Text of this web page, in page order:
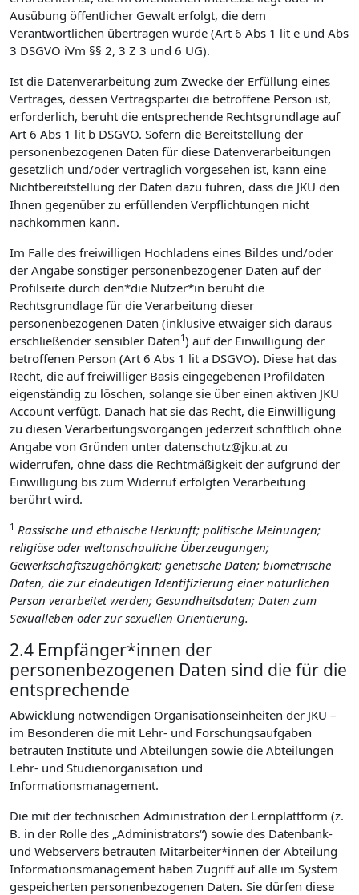
Ausübung öffentlicher Gewalt erfolgt, die dem
Verantwortlichen übertragen wurde (Art 6 Abs 1 lit e und Abs
3 DSGVO iVm §§ 2, 3 Z 3 und 6 UG).
Ist die Datenverarbeitung zum Zwecke der Erfüllung eines
Vertrages, dessen Vertragspartei die betroffene Person ist,
erforderlich, beruht die entsprechende Rechtsgrundlage auf
Art 6 Abs 1 lit b DSGVO. Sofern die Bereitstellung der
personenbezogenen Daten für diese Datenverarbeitungen
gesetzlich und/oder vertraglich vorgesehen ist, kann eine
Nichtbereitstellung der Daten dazu führen, dass die JKU den
Ihnen gegenüber zu erfüllenden Verpflichtungen nicht
nachkommen kann.
Im Falle des freiwilligen Hochladens eines Bildes und/oder
der Angabe sonstiger personenbezogener Daten auf der
Profilseite durch den*die Nutzer*in beruht die
Rechtsgrundlage für die Verarbeitung dieser
personenbezogenen Daten (inklusive etwaiger sich daraus
erschließender sensibler Daten1) auf der Einwilligung der
betroffenen Person (Art 6 Abs 1 lit a DSGVO). Diese hat das
Recht, die auf freiwilliger Basis eingegebenen Profildaten
eigenständig zu löschen, solange sie über einen aktiven JKU
Account verfügt. Danach hat sie das Recht, die Einwilligung
zu diesen Verarbeitungsvorgängen jederzeit schriftlich ohne
Angabe von Gründen unter datenschutz@jku.at zu
widerrufen, ohne dass die Rechtmäßigkeit der aufgrund der
Einwilligung bis zum Widerruf erfolgten Verarbeitung
berührt wird.
1 Rassische und ethnische Herkunft; politische Meinungen;
religiöse oder weltanschauliche Überzeugungen;
Gewerkschaftszugehörigkeit; genetische Daten; biometrische
Daten, die zur eindeutigen Identifizierung einer natürlichen
Person verarbeitet werden; Gesundheitsdaten; Daten zum
Sexualleben oder zur sexuellen Orientierung.
2.4 Empfänger*innen der
personenbezogenen Daten sind die für die
entsprechende
Abwicklung notwendigen Organisationseinheiten der JKU –
im Besonderen die mit Lehr- und Forschungsaufgaben
betrauten Institute und Abteilungen sowie die Abteilungen
Lehr- und Studienorganisation und
Informationsmanagement.
Die mit der technischen Administration der Lernplattform (z.
B. in der Rolle des „Administrators“) sowie des Datenbank-
und Webservers betrauten Mitarbeiter*innen der Abteilung
Informationsmanagement haben Zugriff auf alle im System
gespeicherten personenbezogenen Daten. Sie dürfen diese